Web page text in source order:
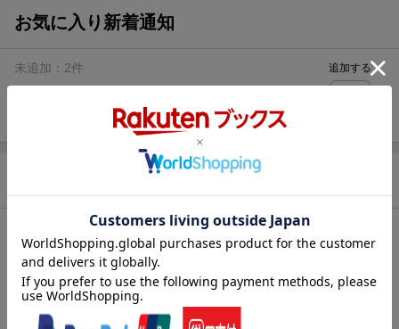
お気に入り新着通知
未追加： 2件 追加する
2023年03月09日
著者／編集 売野 機子
シリーズ 君に会いたい
レーベル バンチコミックス